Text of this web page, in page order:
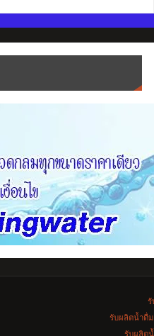
รับผลิตน้ำดื่
รับผลิต